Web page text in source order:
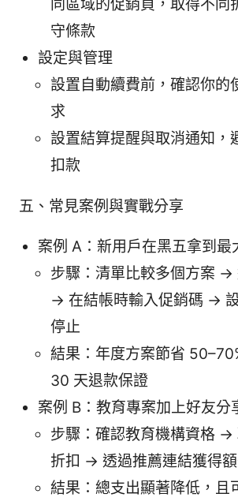
同區域的促銷頁，取得不同
守條款
設定與管理
設置自動續費前，確認你的
求
設置結算提醒與取消通知，
扣款
五、常見案例與實戰分享
案例 A：新用戶在黑五拿到最
步驟：清單比較多個方案 ->
-> 在結帳時輸入促銷碼 ->
停止
結果：年度方案節省
30 天退款保證
案例 B：教育專案加上好友分
步驟：確認教育機構資格 ->
折扣 -> 透過推薦連結獲得
結果：總支出顯著降低，且